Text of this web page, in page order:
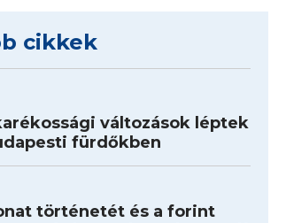
cikkek
változások léptek
fürdőkben
történetét és a forint